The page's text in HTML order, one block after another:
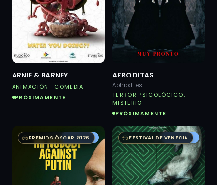
ARNIE & BARNEY
ANIMACIÓN · COMEDIA
PRÓXIMAMENTE
AFRODITAS
Aphrodites
TERROR PSICOLÓGICO,
MISTERIO
PRÓXIMAMENTE
AUSTRAL
PREMIOS ÓSCAR 2026 AUSTRAL
FESTIVAL DE VENECIA